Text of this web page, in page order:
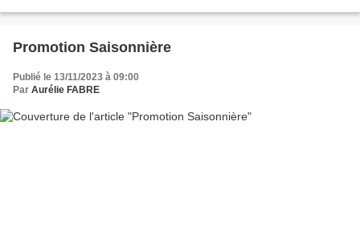
Promotion Saisonnière
Publié le 13/11/2023 à 09:00
Par Aurélie FABRE